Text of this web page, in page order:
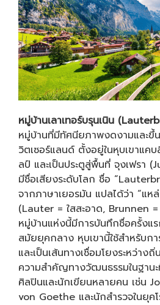
หมู่บ้านเลาเทอร์บรุนเนิน
หมู่บ้านที่มีทัศนียภาพงดงามและขึ้
วิตเซอร์แลนด์ ตั้งอยู่ในหุบเขาแคบ
ลป์ และเป็นประตูสู่พื้นที่ จุงเฟรา
มีชื่อเสียงระดับโลก ชื่อ
จากภาษาเยอรมัน แปลได้ว่า “แห
(Lauter = ใสสะอาด, Brunnen
หมู่บ้านแห่งนี้มีการบันทึกชื่อครั้งแ
สมัยยุคกลาง หุบเขานี้ใช้สำหรับก
และเป็นเส้นทางเชื่อมโยงระหว่าง
ความสำคัญทางวัฒนธรรมในฐานะ
ศิลปินและนักเขียนหลายคน เช่น
von Goethe และนักสำรวจในยุค